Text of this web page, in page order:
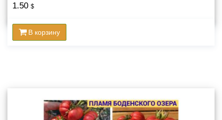
1.50 $
В корзину